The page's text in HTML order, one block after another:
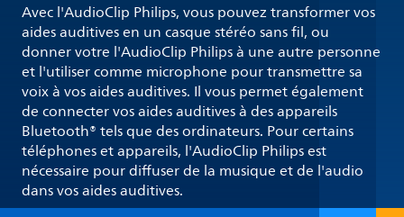
Avec l'AudioClip Philips, vous pouvez transformer vos
aides auditives en un casque stéréo sans fil, ou
donner votre l'AudioClip Philips à une autre personne
et l'utiliser comme microphone pour transmettre sa
voix à vos aides auditives. Il vous permet également
de connecter vos aides auditives à des appareils
Bluetooth® tels que des ordinateurs. Pour certains
téléphones et appareils, l'AudioClip Philips est
nécessaire pour diffuser de la musique et de l'audio
dans vos aides auditives.